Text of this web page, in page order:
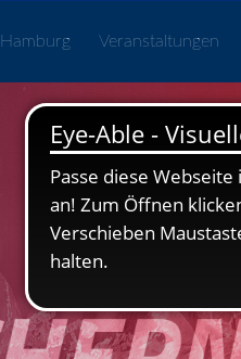
Veranstaltungen